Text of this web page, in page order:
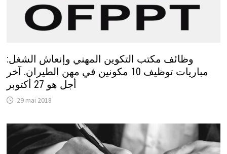
وظائف مكتب التكوين المهني وإنعاش الشغل:
مباريات توظيف 10 مكونين في مهن الطيران. آخر
أجل هو 27 أكتوبر
29 mai 2018